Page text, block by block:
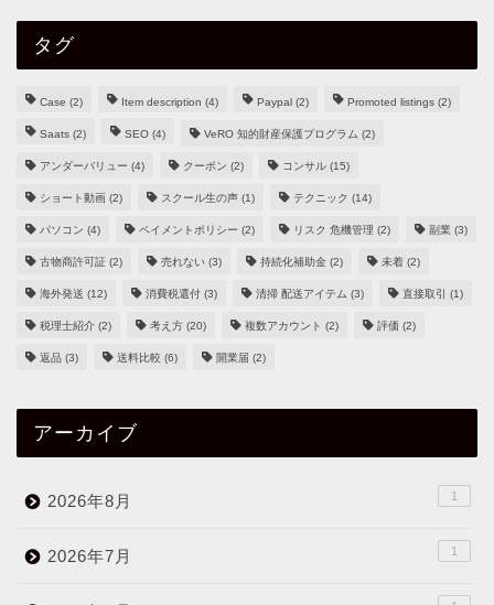
タグ
Case (2) Item description (4) Paypal (2) Promoted listings (2)
Saats (2) SEO (4) VeRO 知的財産保護プログラム (2)
アンダーバリュー (4) クーポン (2) コンサル (15)
ショート動画 (2) スクール生の声 (1) テクニック (14)
パソコン (4) ペイメントポリシー (2) リスク 危機管理 (2) 副業 (3)
古物商許可証 (2) 売れない (3) 持続化補助金 (2) 未着 (2)
海外発送 (12) 消費税還付 (3) 清掃 配送アイテム (3) 直接取引 (1)
税理士紹介 (2) 考え方 (20) 複数アカウント (2) 評価 (2)
返品 (3) 送料比較 (6) 開業届 (2)
アーカイブ
2026年8月 1
2026年7月 1